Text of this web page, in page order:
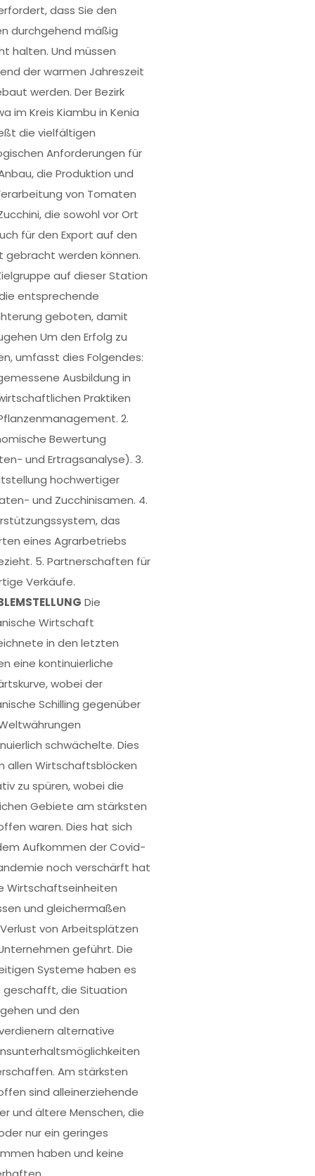
dass Sie den
durchgehend mäßig
halten. Und müssen
der warmen Jahreszeit
werden. Der Bezirk
im Kreis Kiambu in Kenia
die vielfältigen
Anforderungen für
die Produktion und
von Tomaten
die sowohl vor Ort
für den Export auf den
gebracht werden können.
auf dieser Station
entsprechende
geboten, damit
Um den Erfolg zu
umfasst dies Folgendes:
Ausbildung in
Praktiken
2.
Bewertung
und Ertragsanalyse). 3.
hochwertiger
und Zucchinisamen. 4.
das
eines Agrarbetriebs
5. Partnerschaften für
Verkäufe.
Die
Wirtschaft
in den letzten
eine kontinuierliche
wobei der
Schilling gegenüber
schwächelte. Dies
allen Wirtschaftsblöcken
zu spüren, wobei die
Gebiete am stärksten
waren. Dies hat sich
Aufkommen der Covid-
noch verschärft hat
Wirtschaftseinheiten
und gleichermaßen
von Arbeitsplätzen
geführt. Die
Systeme haben es
geschafft, die Situation
und den
alternative
Am stärksten
sind alleinerziehende
und ältere Menschen, die
nur ein geringes
haben und keine